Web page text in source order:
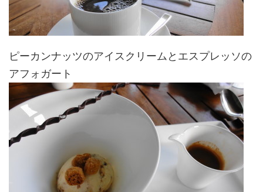
ピーカンナッツのアイスクリームとエスプレッソの
アフォガート